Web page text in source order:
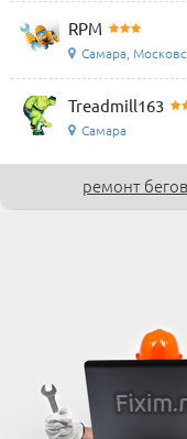
RPM
Самара,
Treadmill163
Самара
ремонт